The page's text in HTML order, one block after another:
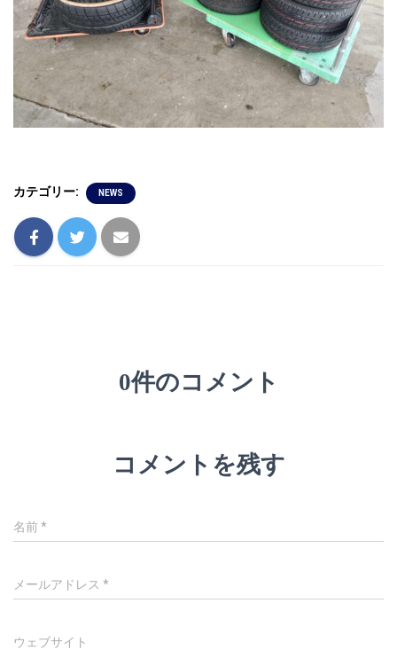
カテゴリー: NEWS
0件のコメント
コメントを残す
名前*
メールアドレス *
ウェブサイト